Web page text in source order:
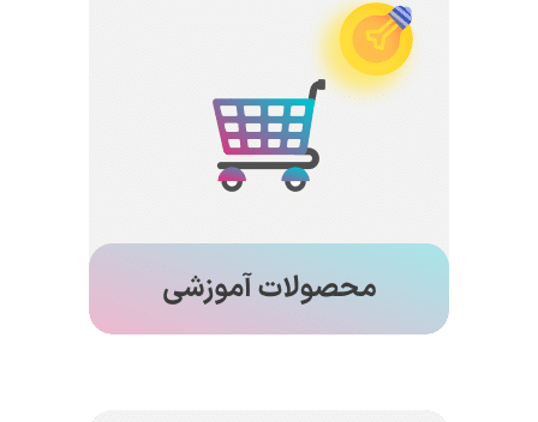
محصولات آموزشی
یک فروشگاه آموزشی ثروتمند فوق العاده با صدها
محصول که در آن می توانید آموزش های مورد نیاز
مربوط به پروژه های خود را بیابید. هر محصول شامل
هندسه، مش و یک فیلم آموزشی جامع است که به